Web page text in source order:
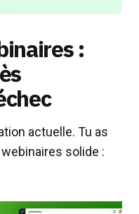
:
actuelle. Tu as
solide :